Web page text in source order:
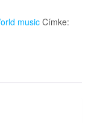
music Címke: